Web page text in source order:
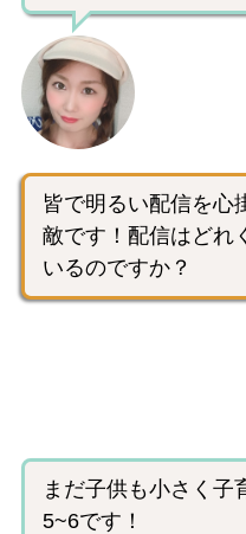
皆で明るい配信を心
敵です！配信はどれ
いるのですか？
まだ子供も小さく子
5~6です！